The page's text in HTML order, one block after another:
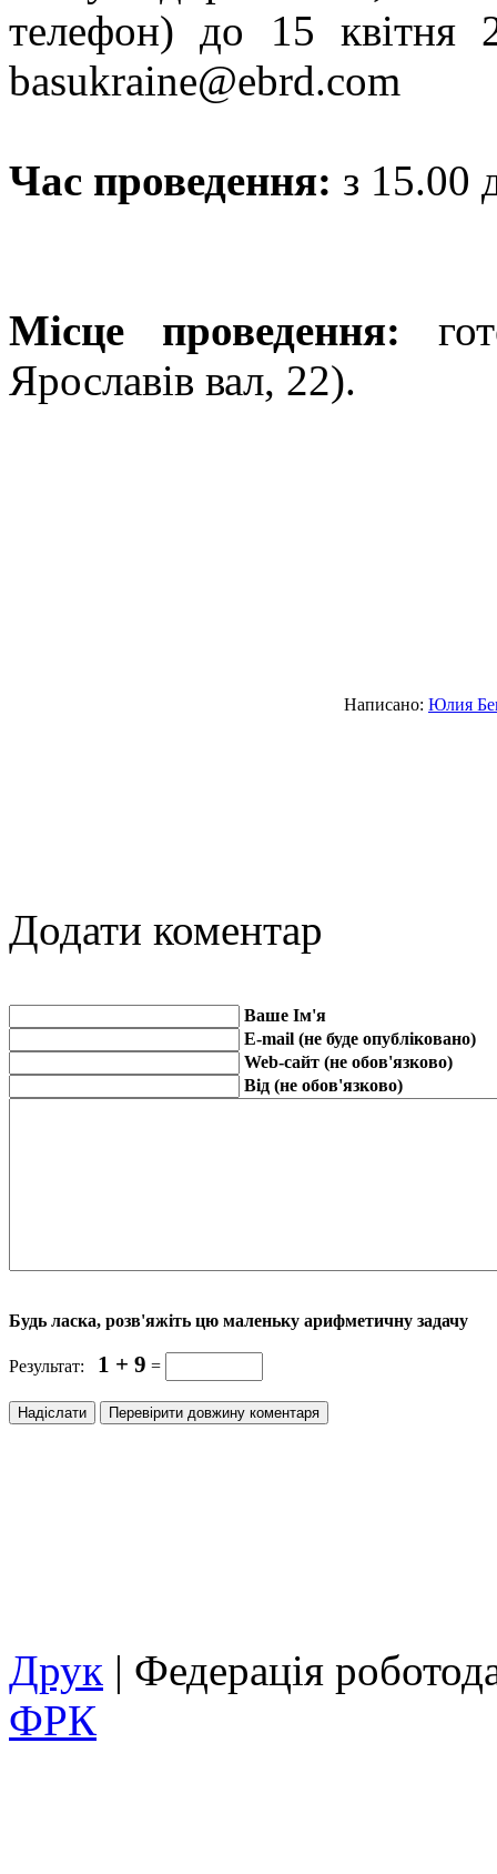
телефон) до 15 квітня
basukraine@ebrd.com
Час проведення: з 15.00
Місце проведення:
Ярославів вал, 22).
Написано: Юлия
Додати коментар
Ваше Ім'я
E-mail (не буде опубліковано)
Web-сайт (не обов'язково)
Від (не обов'язково)
Будь ласка, розв'яжіть цю маленьку арифметичну задачу
Результат: 1 + 9 =
Друк | Федерація
ФРК